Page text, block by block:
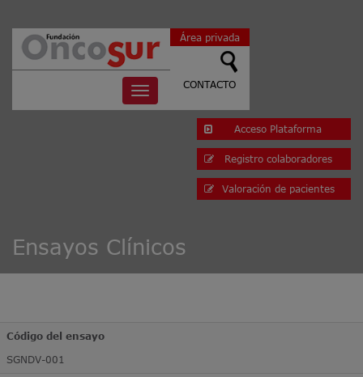
Toggle
navigation
Área privada
CONTACTO
Acceso Plataforma
Registro colaboradores
Valoración de pacientes
Ensayos Clínicos
Código del ensayo
SGNDV-001